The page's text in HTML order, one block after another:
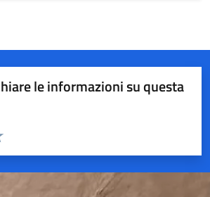
le informazioni su questa
pagina
5 stelle su 5
stelle su 5
su 5
5